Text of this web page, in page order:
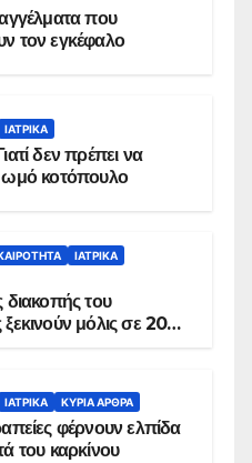
που
τον εγκέφαλο
ΙΑΤΡΙΚΆ
δεν πρέπει να
ωμό κοτόπουλο
ΙΑΤΡΙΚΆ
διακοπής του
μόλις σε 20
ΙΑΤΡΙΚΆ ΚΥΡΙΑ ΑΡΘΡΑ
φέρνουν ελπίδα
του καρκίνου